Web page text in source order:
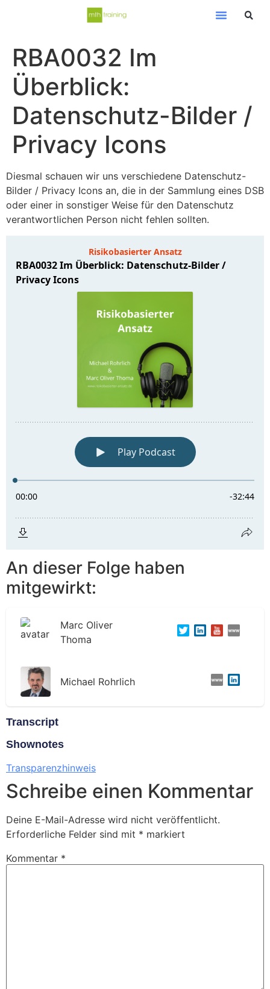
RBA0032 Im
Überblick:
Datenschutz-Bilder /
Privacy Icons
Diesmal schauen wir uns verschiedene Datenschutz-
Bilder / Privacy Icons an, die in der Sammlung eines DSB
oder einer in sonstiger Weise für den Datenschutz
verantwortlichen Person nicht fehlen sollten.
An dieser Folge haben
mitgewirkt:
Marc Oliver
Thoma
Michael Rohrlich
Transcript
Shownotes
Transparenzhinweis
Schreibe einen Kommentar
Deine E-Mail-Adresse wird nicht veröffentlicht.
Erforderliche Felder sind mit * markiert
Kommentar *